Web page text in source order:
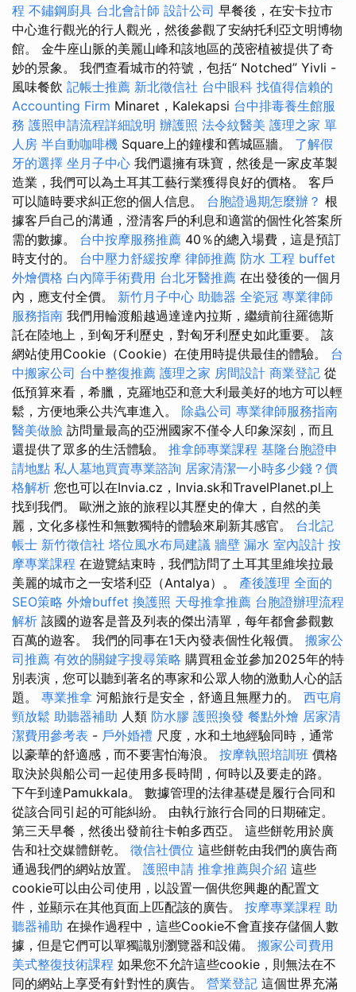
程 不鏽鋼廚具 台北會計師 設計公司 早餐後，在安卡拉市
中心進行觀光的行人觀光，然後參觀了安納托利亞文明博物
館。 金牛座山脈的美麗山峰和該地區的茂密植被提供了奇
妙的景象。 我們查看城市的符號，包括“ Notched” Yivli -
風味餐飲 記帳士推薦 新北徵信社 台中眼科 找值得信賴的
Accounting Firm Minaret，Kalekapsi 台中排毒養生館服
務 護照申請流程詳細說明 辦護照 法令紋醫美 護理之家 單
人房 半自動咖啡機 Square上的鐘樓和舊城區牆。 了解假
牙的選擇 坐月子中心 我們還擁有珠寶，然後是一家皮革製
造業，我們可以為土耳其工藝行業獲得良好的價格。 客戶
可以隨時要求糾正您的個人信息。 台胞證過期怎麼辦？ 根
據客戶自己的溝通，澄清客戶的利息和適當的個性化答案所
需的數據。 台中按摩服務推薦 40％的總入場費，這是預訂
時支付的。 台中壓力舒緩按摩 律師推薦 防水 工程 buffet
外燴價格 白內障手術費用 台北牙醫推薦 在出發後的一個月
內，應支付全價。 新竹月子中心 助聽器 全瓷冠 專業律師
服務指南 我們用輪渡船越過達達內拉斯，繼續前往羅德斯
託在陸地上，到匈牙利歷史，對匈牙利歷史如此重要。 該
網站使用Cookie（Cookie）在使用時提供最佳的體驗。 台
中搬家公司 台中整復推薦 護理之家 房間設計 商業登記 從
低預算來看，希臘，克羅地亞和意大利最美好的地方可以輕
鬆，方便地乘公共汽車進入。 除蟲公司 專業律師服務指南
醫美做臉 訪問量最高的亞洲國家不僅令人印象深刻，而且
還提供了眾多的生活體驗。 推拿師專業課程 基隆台胞證申
請地點 私人墓地買賣專業諮詢 居家清潔一小時多少錢？價
格解析 您也可以在Invia.cz，Invia.sk和TravelPlanet.pl上
找到我們。 歐洲之旅的旅程以其歷史的偉大，自然的美
麗，文化多樣性和無數獨特的體驗來刷新其感官。 台北記
帳士 新竹徵信社 塔位風水布局建議 牆壁 漏水 室內設計 按
摩專業課程 在遊覽結束時，我們訪問了土耳其里維埃拉最
美麗的城市之一安塔利亞（Antalya）。 產後護理 全面的
SEO策略 外燴buffet 換護照 天母推拿推薦 台胞證辦理流程
解析 該國的遊客是普及列表的傑出清單，每年都會參觀數
百萬的遊客。 我們的同事在1天內發表個性化報價。 搬家公
司推薦 有效的關鍵字搜尋策略 購買租金並參加2025年的特
別表演，您可以聽到著名的專家和公眾人物的激動人心的話
題。 專業推拿 河船旅行是安全，舒適且無壓力的。 西屯肩
頸放鬆 助聽器補助 人類 防水膠 護照換發 餐點外燴 居家清
潔費用參考表 - 戶外婚禮 尺度，水和土地經驗同時，通常
以豪華的舒適感，而不要害怕海浪。 按摩執照培訓班 價格
取決於與船公司一起使用多長時間，何時以及要走的路。
下午到達Pamukkala。 數據管理的法律基礎是履行合同和
從該合同引起的可能糾紛。 由執行旅行合同的日期確定。
第三天早餐，然後出發前往卡帕多西亞。 這些餅乾用於廣
告和社交媒體餅乾。 徵信社價位 這些餅乾由我們的廣告商
通過我們的網站放置。 護照申請 推拿推薦與介紹 這些
cookie可以由公司使用，以設置一個供您興趣的配置文
件，並顯示在其他頁面上匹配該的廣告。 按摩專業課程 助
聽器補助 在操作過程中，這些Cookie不會直接存儲個人數
據，但是它們可以單獨識別瀏覽器和設備。 搬家公司費用
美式整復技術課程 如果您不允許這些cookie，則無法在不
同的網站上享受有針對性的廣告。 營業登記 這個世界充滿